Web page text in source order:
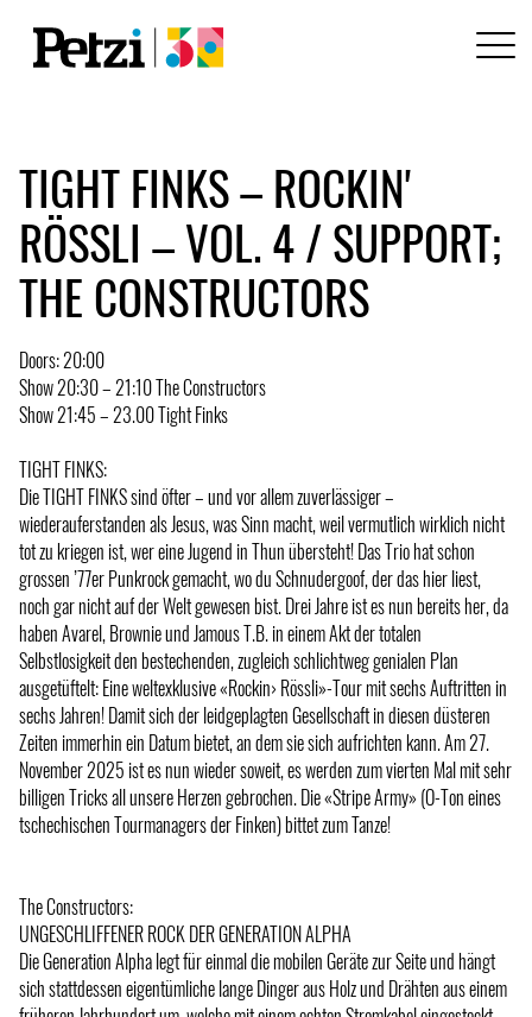
TIGHT FINKS – ROCKIN'
RÖSSLI – VOL. 4 / SUPPORT;
THE CONSTRUCTORS
Doors: 20:00
Show 20:30 – 21:10 The Constructors
Show 21:45 – 23.00 Tight Finks
TIGHT FINKS:
Die TIGHT FINKS sind öfter – und vor allem zuverlässiger –
wiederauferstanden als Jesus, was Sinn macht, weil vermutlich wirklich nicht
tot zu kriegen ist, wer eine Jugend in Thun übersteht! Das Trio hat schon
grossen ’77er Punkrock gemacht, wo du Schnudergoof, der das hier liest,
noch gar nicht auf der Welt gewesen bist. Drei Jahre ist es nun bereits her, da
haben Avarel, Brownie und Jamous T.B. in einem Akt der totalen
Selbstlosigkeit den bestechenden, zugleich schlichtweg genialen Plan
ausgetüftelt: Eine weltexklusive «Rockin› Rössli»-Tour mit sechs Auftritten in
sechs Jahren! Damit sich der leidgeplagten Gesellschaft in diesen düsteren
Zeiten immerhin ein Datum bietet, an dem sie sich aufrichten kann. Am 27.
November 2025 ist es nun wieder soweit, es werden zum vierten Mal mit sehr
billigen Tricks all unsere Herzen gebrochen. Die «Stripe Army» (O-Ton eines
tschechischen Tourmanagers der Finken) bittet zum Tanze!
The Constructors:
UNGESCHLIFFENER ROCK DER GENERATION ALPHA
Die Generation Alpha legt für einmal die mobilen Geräte zur Seite und hängt
sich stattdessen eigentümliche lange Dinger aus Holz und Drähten aus einem